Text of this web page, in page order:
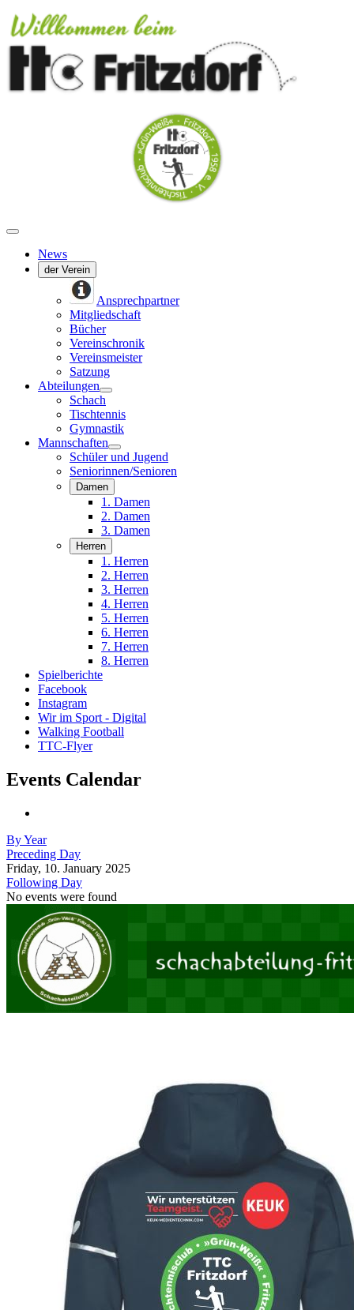
News
der Verein
Ansprechpartner
Mitgliedschaft
Bücher
Vereinschronik
Vereinsmeister
Satzung
Abteilungen
Schach
Tischtennis
Gymnastik
Mannschaften
Schüler und Jugend
Seniorinnen/Senioren
Damen
1. Damen
2. Damen
3. Damen
Herren
1. Herren
2. Herren
3. Herren
4. Herren
5. Herren
6. Herren
7. Herren
8. Herren
Spielberichte
Facebook
Instagram
Wir im Sport - Digital
Walking Football
TTC-Flyer
Events Calendar
By Year
Preceding Day
Friday, 10. January 2025
Following Day
No events were found